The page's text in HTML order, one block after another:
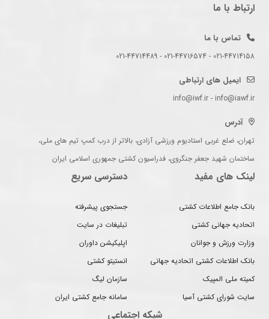
ارتباط با ما
تماس با ما
021-44714158 - 021-44716574 - 021-44714489
ایمیل های ارتباطی
info@iwf.ir - info@iawf.ir
آدرس
تهران، ضلع غربی استادیوم ورزشی آزادی، بالاتر از درب کمپ تیم های ملی،
ساختمان شهید جعفر جنگروی، فدراسیون کشتی جمهوری اسلامی ایران
لینک های مفید
بانک جامع اطلاعات کشتی
اتحادیه جهانی کشتی
وزارت ورزش و جوانان
بانک اطلاعات کشتی اتحادیه جهانی
کمیته ملی المپیک
سایت شورای کشتی آسیا
دسترسی سریع
جستجوی پیشرفته
تبلیغات در سایت
اپلیکیشن داوران
انستیتو کشتی
سازمان لیگ
سامانه جامع کشتی ایران
شبکه اجتماعی